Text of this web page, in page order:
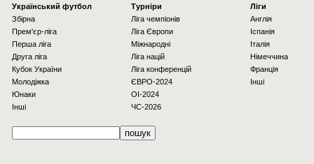
Українcький футбол
Збірна
Прем'єр-ліга
Перша ліга
Друга ліга
Кубок України
Молодіжка
Юнаки
Інші
Турніри
Ліга чемпіонів
Ліга Європи
Міжнародні
Ліга націй
Ліга конференцій
ЄВРО-2024
OI-2024
ЧС-2026
Ліги
Англія
Іспанія
Італія
Німеччина
Франція
Інші